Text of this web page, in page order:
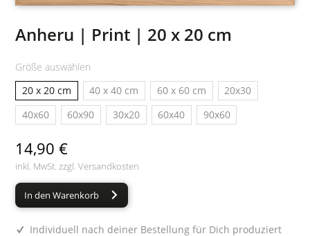
Anheru | Print | 20 x 20 cm
Größe auswählen
20 x 20 cm
40 x 40 cm 60 x 60 cm
20x30
40x60
60x90 30x20 60x40 90x60
14,90 €
inkl. MwSt. zzgl.Versandkosten
In den Warenkorb
Individuell nach deiner Bestellung für Dich produziert